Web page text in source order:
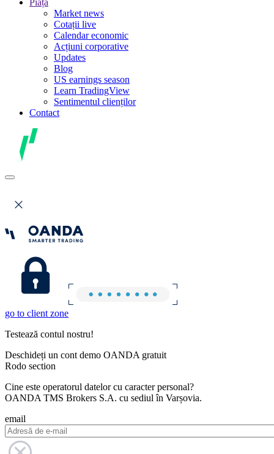
Market news
Cotații live
Calendar economic
Acțiuni corporative
Updates
Blog
US earnings season
Learn TradingView
Sentimentul clienților
Contact
go to client zone
Testează contul nostru!
Deschideți un cont demo OANDA gratuit
Rodo section
Cine este operatorul datelor cu caracter personal?
OANDA TMS Brokers S.A. cu sediul în Varșovia.
email